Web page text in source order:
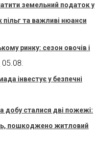
земельний податок у
пільг та важливі нюанси
ринку: сезон овочів і
05.08.
інвестує у безпечні
добу сталися дві пожежі:
пошкоджено житловий